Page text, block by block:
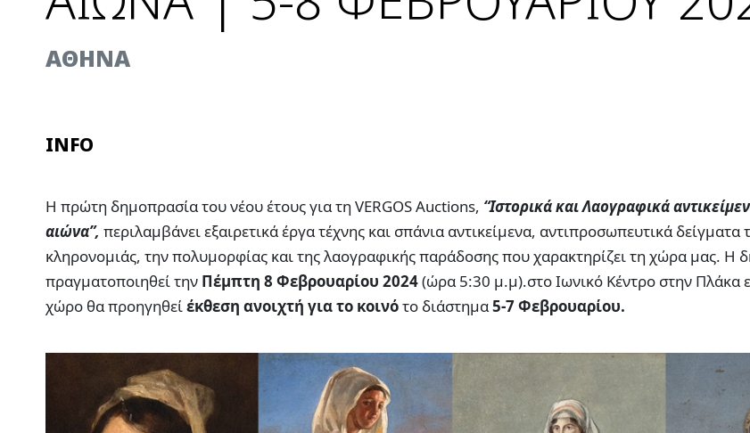
AΘΗΝΑ
INFO
Η πρώτη δημοπρασία του νέου έτους για τη VERGOS Auctions, “Ιστορικά και Λαογραφικά
αιώνα”, περιλαμβάνει εξαιρετικά έργα τέχνης και σπάνια αντικείμενα, αντιπροσωπευτικά δείγματα
κληρονομιάς, την πολυμορφίας και της λαογραφικής παράδοσης που χαρακτηρίζει τη χώρα μας. Η
πραγματοποιηθεί την Πέμπτη 8 Φεβρουαρίου 2024(ώρα 5:30 μ.μ).στο Ιωνικό Κέντρο στην Πλάκα
χώρο θα προηγηθείέκθεση ανοιχτή για το κοινότο διάστημα5-7 Φεβρουαρίου.